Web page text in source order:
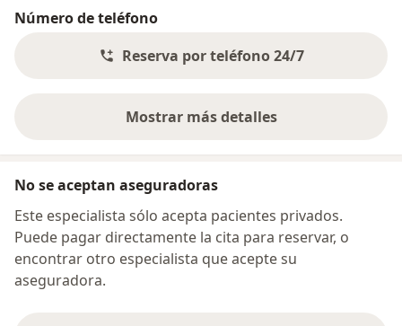
Número de teléfono
Reserva por teléfono 24/7
Mostrar más detalles
sobre la dirección
No se aceptan aseguradoras
Este especialista sólo acepta pacientes privados.
Puede pagar directamente la cita para reservar, o
encontrar otro especialista que acepte su
aseguradora.